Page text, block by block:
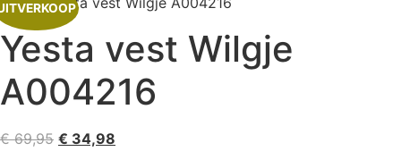
Yesta vest Wilgje
A004216
€69,95 € 34,98